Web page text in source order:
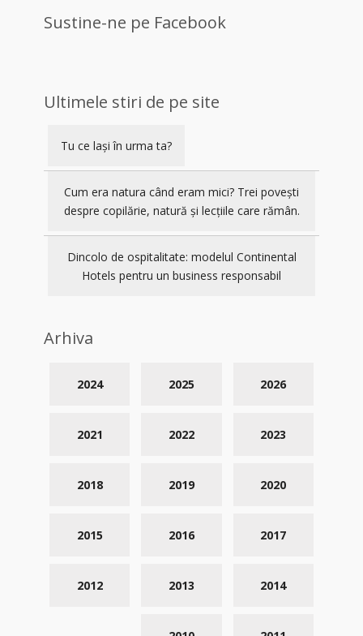
Sustine-ne pe Facebook
Ultimele stiri de pe site
Tu ce lași în urma ta?
Cum era natura când eram mici? Trei povești
despre copilărie, natură și lecțiile care rămân.
Dincolo de ospitalitate: modelul Continental
Hotels pentru un business responsabil
Arhiva
2026
2025
2024
2023
2022
2021
2020
2019
2018
2017
2016
2015
2014
2013
2012